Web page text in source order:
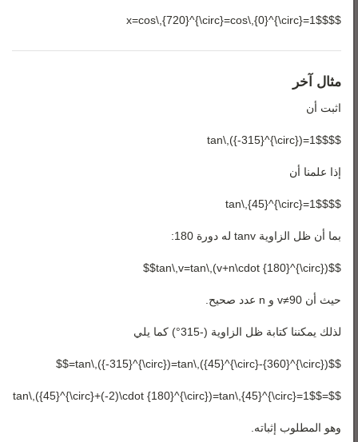
$$x=cos\,{720}^{\circ}=cos\,{0}^{\circ}=1$$
مثال آخر
اثبت أن
$$tan\,({-315}^{\circ})=1$$
إذا علمنا أن
$$tan\,{45}^{\circ}=1$$
بما أن ظل الزاوية tanv له دورة 180:
$$tan\,v=tan\,(v+n\cdot {180}^{\circ})$$
حيث أن v≠90 و n عدد صحيح.
لذلك يمكننا كتابة ظل الزاوية (-
315
°) كما يلي
$$tan\,({-315}^{\circ})=tan\,({45}^{\circ}-{360}^{\circ})=$$
$$=tan\,({45}^{\circ}+(-2)\cdot {180}^{\circ})=tan\,{45}^{\circ}=1$$
وهو المطلوب إثباته.